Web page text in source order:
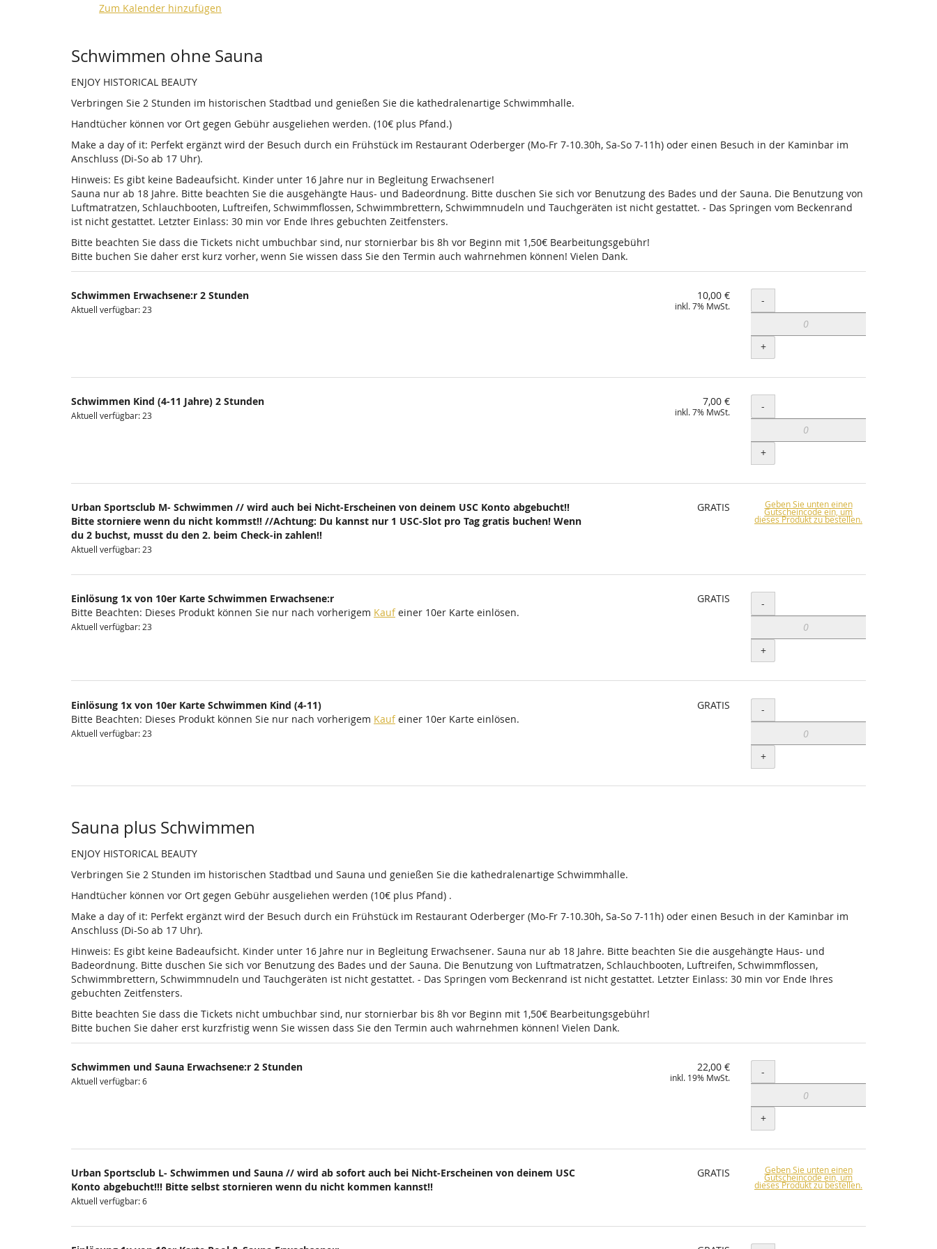
Zum Kalender hinzufügen
Produkte
Schwimmen ohne Sauna
ENJOY HISTORICAL BEAUTY
Verbringen Sie 2 Stunden im historischen Stadtbad und genießen Sie die kathedralenartige Schwimmhalle.
Handtücher können vor Ort gegen Gebühr ausgeliehen werden. (10€ plus Pfand.)
Make a day of it: Perfekt ergänzt wird der Besuch durch ein Frühstück im Restaurant Oderberger (Mo-Fr 7-10.30h, Sa-So 7-11h) oder einen Besuch in der Kaminbar im
Anschluss (Di-So ab 17 Uhr).
Hinweis: Es gibt keine Badeaufsicht. Kinder unter 16 Jahre nur in Begleitung Erwachsener!
Sauna nur ab 18 Jahre. Bitte beachten Sie die ausgehängte Haus- und Badeordnung. Bitte duschen Sie sich vor Benutzung des Bades und der Sauna. Die Benutzung von
Luftmatratzen, Schlauchbooten, Luftreifen, Schwimmflossen, Schwimmbrettern, Schwimmnudeln und Tauchgeräten ist nicht gestattet. - Das Springen vom Beckenrand
ist nicht gestattet. Letzter Einlass: 30 min vor Ende Ihres gebuchten Zeitfensters.
Bitte beachten Sie dass die Tickets nicht umbuchbar sind, nur stornierbar bis 8h vor Beginn mit 1,50€ Bearbeitungsgebühr!
Bitte buchen Sie daher erst kurz vorher, wenn Sie wissen dass Sie den Termin auch wahrnehmen können! Vielen Dank.
Schwimmen Erwachsene:r 2 Stunden
Aktuell verfügbar: 23
10,00 €
inkl. 7% MwSt. Menge
-
+
Schwimmen Kind (4-11 Jahre) 2 Stunden
Aktuell verfügbar: 23
7,00 €
inkl. 7% MwSt. Menge
-
+
Urban Sportsclub M- Schwimmen // wird auch bei Nicht-Erscheinen von deinem USC Konto abgebucht!!
Bitte storniere wenn du nicht kommst!! //Achtung: Du kannst nur 1 USC-Slot pro Tag gratis buchen! Wenn
du 2 buchst, musst du den 2. beim Check-in zahlen!!
Aktuell verfügbar: 23
GRATIS Geben Sie unten einen
Gutscheincode ein, um
dieses Produkt zu bestellen.
Einlösung 1x von 10er Karte Schwimmen Erwachsene:r
Bitte Beachten: Dieses Produkt können Sie nur nach vorherigem Kaufeiner 10er Karte einlösen.
Aktuell verfügbar: 23
GRATIS Menge
-
+
Einlösung 1x von 10er Karte Schwimmen Kind (4-11)
Bitte Beachten: Dieses Produkt können Sie nur nach vorherigem Kaufeiner 10er Karte einlösen.
Aktuell verfügbar: 23
GRATIS Menge
-
+
Sauna plus Schwimmen
ENJOY HISTORICAL BEAUTY
Verbringen Sie 2 Stunden im historischen Stadtbad und Sauna und genießen Sie die kathedralenartige Schwimmhalle.
Handtücher können vor Ort gegen Gebühr ausgeliehen werden (10€ plus Pfand) .
Make a day of it: Perfekt ergänzt wird der Besuch durch ein Frühstück im Restaurant Oderberger (Mo-Fr 7-10.30h, Sa-So 7-11h) oder einen Besuch in der Kaminbar im
Anschluss (Di-So ab 17 Uhr).
Hinweis: Es gibt keine Badeaufsicht. Kinder unter 16 Jahre nur in Begleitung Erwachsener. Sauna nur ab 18 Jahre. Bitte beachten Sie die ausgehängte Haus- und
Badeordnung. Bitte duschen Sie sich vor Benutzung des Bades und der Sauna. Die Benutzung von Luftmatratzen, Schlauchbooten, Luftreifen, Schwimmflossen,
Schwimmbrettern, Schwimmnudeln und Tauchgeräten ist nicht gestattet. - Das Springen vom Beckenrand ist nicht gestattet. Letzter Einlass: 30 min vor Ende Ihres
gebuchten Zeitfensters.
Bitte beachten Sie dass die Tickets nicht umbuchbar sind, nur stornierbar bis 8h vor Beginn mit 1,50€ Bearbeitungsgebühr!
Bitte buchen Sie daher erst kurzfristig wenn Sie wissen dass Sie den Termin auch wahrnehmen können! Vielen Dank.
Schwimmen und Sauna Erwachsene:r 2 Stunden
Aktuell verfügbar: 6
22,00 €
inkl. 19% MwSt. Menge
-
+
Urban Sportsclub L- Schwimmen und Sauna // wird ab sofort auch bei Nicht-Erscheinen von deinem USC
Konto abgebucht!!! Bitte selbst stornieren wenn du nicht kommen kannst!!
Aktuell verfügbar: 6
GRATIS Geben Sie unten einen
Gutscheincode ein, um
dieses Produkt zu bestellen.